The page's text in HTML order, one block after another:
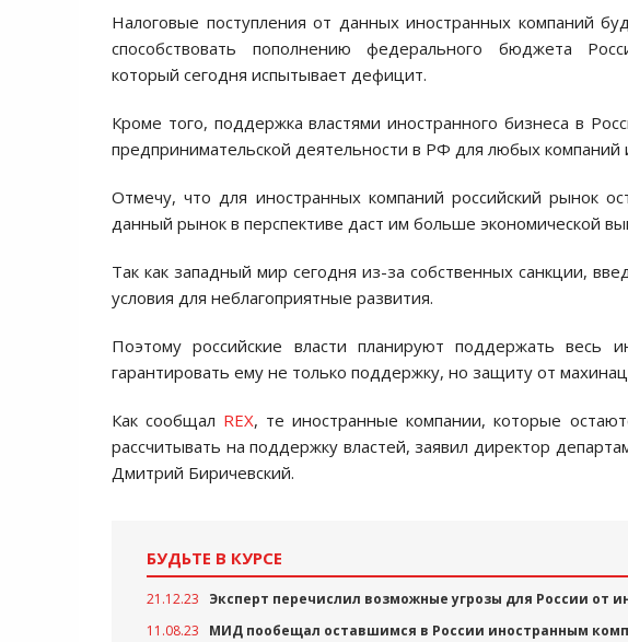
Налоговые поступления от данных иностранных компаний
способствовать пополнению федерального бюджета
который сегодня испытывает дефицит.
Кроме того, поддержка властями иностранного бизнеса в
предпринимательской деятельности в РФ для любых компаний
Отмечу, что для иностранных компаний российский рынок
данный рынок в перспективе даст им больше экономической
Так как западный мир сегодня из-за собственных санкции,
условия для неблагоприятные развития.
Поэтому российские власти планируют поддержать весь
гарантировать ему не только поддержку, но защиту от
Как сообщал REX, те иностранные компании, которые
рассчитывать на поддержку властей, заявил директор
Дмитрий Биричевский.
БУДЬТЕ В КУРСЕ
21.12.23
Эксперт перечислил возможные угрозы для России от
11.08.23
МИД пообещал оставшимся в России иностранным